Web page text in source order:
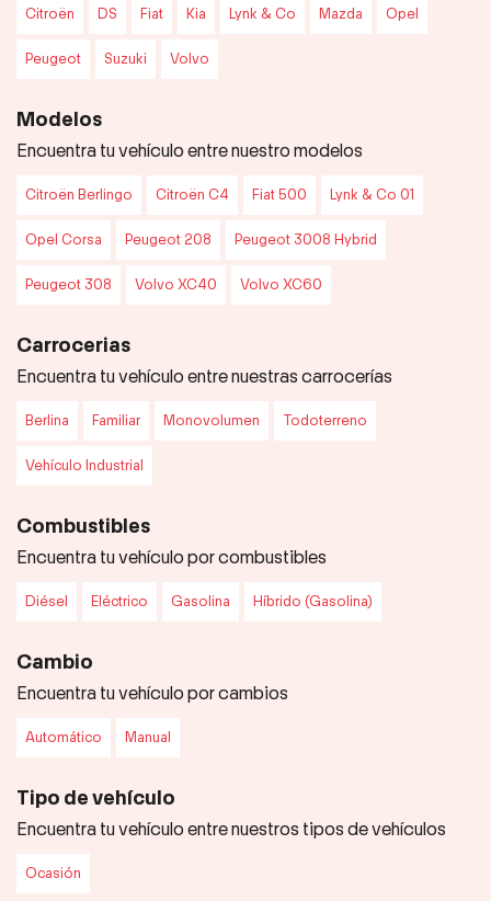
Citroën DS Fiat Kia Lynk & Co Mazda Opel
Peugeot Suzuki Volvo
Modelos
Encuentra tu vehículo entre nuestro modelos
Citroën Berlingo Citroën C4 Fiat 500 Lynk & Co 01
Opel Corsa Peugeot 208 Peugeot 3008 Hybrid
Peugeot 308 Volvo XC40 Volvo XC60
Carrocerias
Encuentra tu vehículo entre nuestras carrocerías
Berlina Familiar Monovolumen Todoterreno
Vehículo Industrial
Combustibles
Encuentra tu vehículo por combustibles
Diésel Eléctrico Gasolina Híbrido (Gasolina)
Cambio
Encuentra tu vehículo por cambios
Automático Manual
Tipo de vehículo
Encuentra tu vehículo entre nuestros tipos de vehículos
Ocasión